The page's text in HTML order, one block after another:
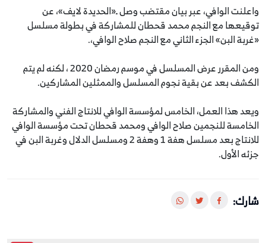
واعلنت الوافي، عبر بيان مقتضب وصل ـ«الحديدة لايف»، عن
توقيعها مع النجم محمد قحطان للمشاركة في بطولة مسلسل
«غربة البن» الجزء الثاني مع النجم صلاح الوافي،.
ومن المقرر عرض المسلسل في موسم رمضان 2020 ، لكنه لم يتم
الكشف بعد عن بقية نجوم المسلسل والممثلين المشاركين.
ويعد هذا العمل، الخامس لمؤسسة الوافي للانتاج الفني والمشاركة
الخامسة للنجمين صلاح الوافي ومحمد قحطان تحت مؤسسة الوافي
للانتاج بعد مسلسل هفة 1 وهفة 2 ومسلسل الدلال وغربة البن في
جزئه الأول.
شارك: